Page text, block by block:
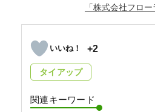
「株式会社フロー
+2
タイアップ
関連キーワード